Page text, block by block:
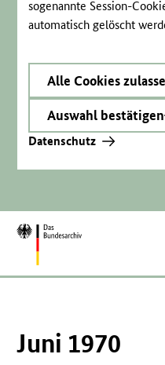
sogenannte Session-
automatisch gelöscht
Alle Cookies
Auswahl bestätigen
Datenschutz
Zur
Juni 1970